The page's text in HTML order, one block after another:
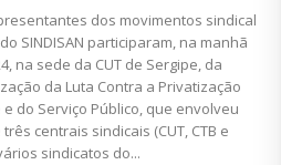
dos movimentos sindical
SINDISAN participaram, na manhã
na sede da CUT de Sergipe, da
da Luta Contra a Privatização
do Serviço Público, que envolveu
centrais sindicais (CUT, CTB e
sindicatos do...